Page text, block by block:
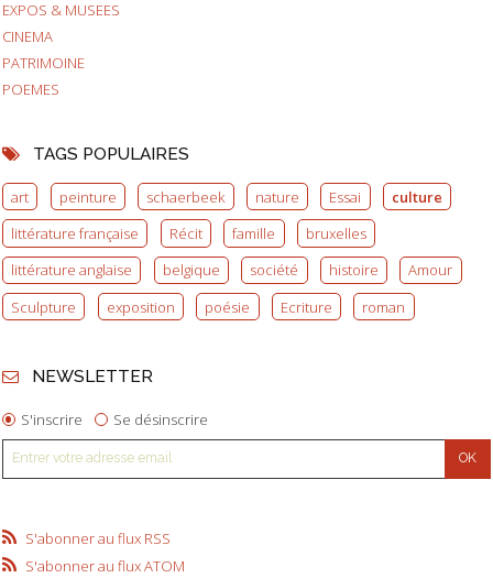
EXPOS & MUSEES
CINEMA
PATRIMOINE
POEMES
TAGS POPULAIRES
art peinture schaerbeek nature Essai
culture
littérature française
Récit famille
bruxelles
littérature anglaise
belgique société histoire
Amour
Sculpture
exposition poésie Ecriture roman
NEWSLETTER
S'inscrire Se désinscrire
S'abonner au flux RSS
S'abonner au flux ATOM